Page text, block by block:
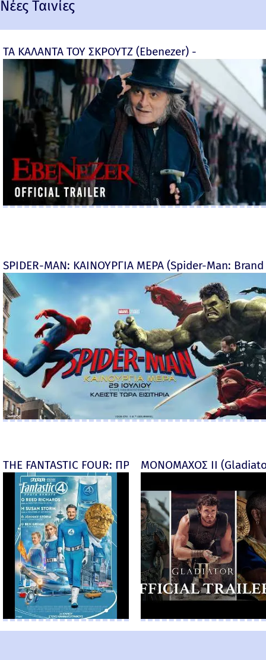
Νέες Ταινίες
ΤΑ ΚΑΛΑΝΤΑ ΤΟΥ ΣΚΡΟΥΤΖ (Ebenezer) -
SPIDER-MAN: ΚΑΙΝΟΥΡΓΙΑ ΜΕΡΑ (Spider-Man:
THE FANTASTIC FOUR: ΠΡΩΤΑ ΒΗΜΑΤΑ - final
ΜΟΝΟΜΑΧΟΣ ΙΙ